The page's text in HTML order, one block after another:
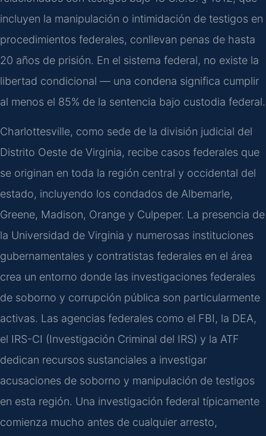
incluyen la manipulación o intimidación de testigos en
procedimientos federales, conllevan penas de hasta
20 años de prisión. En el sistema federal, no existe la
libertad condicional — una condena significa cumplir
al menos el 85% de la sentencia bajo custodia federal.
Charlottesville, como sede de la división judicial del
Distrito Oeste de Virginia, recibe casos federales que
se originan en toda la región central y occidental del
estado, incluyendo los condados de Albemarle,
Greene, Madison, Orange y Culpeper. La presencia de
la Universidad de Virginia y numerosas instituciones
gubernamentales y contratistas federales en el área
crea un entorno donde las investigaciones federales
de soborno y corrupción pública son particularmente
activas. Las agencias federales como el FBI, la DEA,
el IRS-CI (Investigación Criminal del IRS) y la ATF
dedican recursos sustanciales a investigar
acusaciones de soborno y manipulación de testigos
en esta región. Una investigación federal típicamente
comienza mucho antes de cualquier arresto,